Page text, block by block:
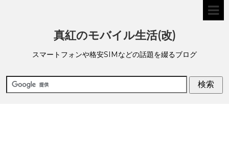
真紅のモバイル生活(改)
スマートフォンや格安SIMなどの話題を綴るブログ